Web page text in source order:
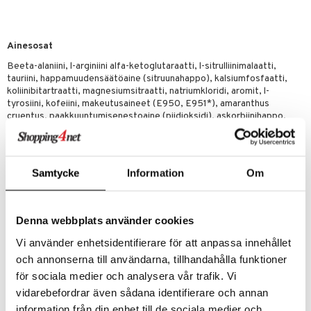
Samtycke Information Om
Denna webbplats använder cookies
Vi använder enhetsidentifierare för att anpassa innehållet
och annonserna till användarna, tillhandahålla funktioner
för sociala medier och analysera vår trafik. Vi
vidarebefordrar även sådana identifierare och annan
information från din enhet till de sociala medier och
Ainesosat
Beeta-alaniini, l-arginiini alfa-ketoglutaraatti, l-sitrulliinimalaatti,
tauriini, happamuudensäätöaine (sitruunahappo), kalsiumfosfaatti,
koliinibitartraatti, magnesiumsitraatti, natriumkloridi, aromit, l-
tyrosiini, kofeiini, makeutusaineet (E950, E951*), amaranthus
cruentus, paakkuuntumisenestoaine (piidioksidi), askorbiinihappo,
kaliumsitraatti, glukuronolaktoni, väriaine (punajuuripunainen E 162),
nikotiinihappo. *Sisältää fenyylialaniinin lähteen.
Beeta-alaniini 4000mg**
L-Arginiini AKG 3000mg**
L-Tauriini 1000mg**
L-Tyrosiini 400mg**
Kofeiini (vedetön) 300mg**
Veriamarantti (siemen) 250mg**
C-vitamiini (askorbiinihappo) 200mg (250%)